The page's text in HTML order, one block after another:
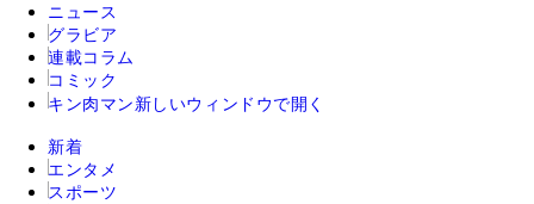
ニュース
グラビア
連載コラム
コミック
キン肉マン 新しいウィンドウで開く
新着
エンタメ
スポーツ